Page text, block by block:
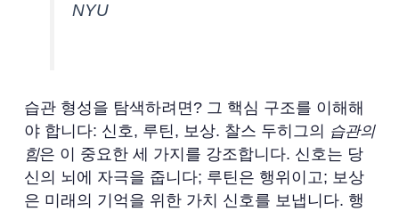
NYU
습관 형성을 탐색하려면? 그 핵심 구조를 이해해
야 합니다: 신호, 루틴, 보상. 찰스 두히그의 습관의
힘은 이 중요한 세 가지를 강조합니다. 신호는 당
신의 뇌에 자극을 줍니다; 루틴은 행위이고; 보상
은 미래의 기억을 위한 가치 신호를 보냅니다. 행